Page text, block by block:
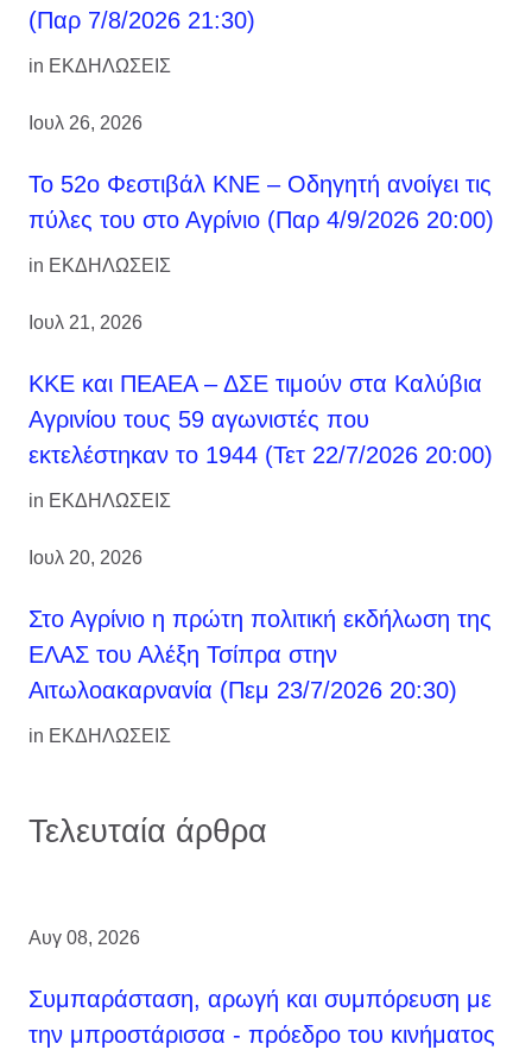
(Παρ 7/8/2026 21:30)
in ΕΚΔΗΛΩΣΕΙΣ
Ιουλ 26, 2026
Το 52ο Φεστιβάλ ΚΝΕ – Οδηγητή ανοίγει τις
πύλες του στο Αγρίνιο (Παρ 4/9/2026 20:00)
in ΕΚΔΗΛΩΣΕΙΣ
Ιουλ 21, 2026
ΚΚΕ και ΠΕΑΕΑ – ΔΣΕ τιμούν στα Καλύβια
Αγρινίου τους 59 αγωνιστές που
εκτελέστηκαν το 1944 (Τετ 22/7/2026 20:00)
in ΕΚΔΗΛΩΣΕΙΣ
Ιουλ 20, 2026
Στο Αγρίνιο η πρώτη πολιτική εκδήλωση της
ΕΛΑΣ του Αλέξη Τσίπρα στην
Αιτωλοακαρνανία (Πεμ 23/7/2026 20:30)
in ΕΚΔΗΛΩΣΕΙΣ
Τελευταία άρθρα
Αυγ 08, 2026
Συμπαράσταση, αρωγή και συμπόρευση με
την μπροστάρισσα - πρόεδρο του κινήματος